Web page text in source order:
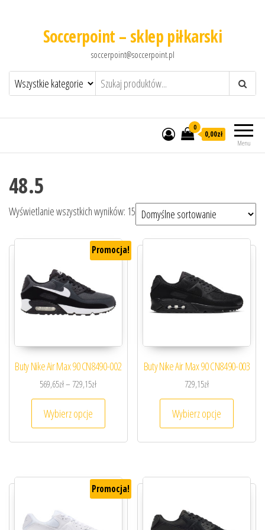
Soccerpoint – sklep piłkarski
soccerpoint@soccerpoint.pl
Menu
0
0,00zł
48.5
Wyświetlanie wszystkich wyników: 15
Promocja!
Buty Nike Air Max 90 CN8490-002
569,65zł– 729,15złZakres cen: od 569,65zł do 729,15zł
Wybierz opcje
Ten produkt ma wiele wariantów. Opcje
Buty Nike Air Max 90 CN8490-003
729,15zł
Wybierz opcje
Ten
Promocja!